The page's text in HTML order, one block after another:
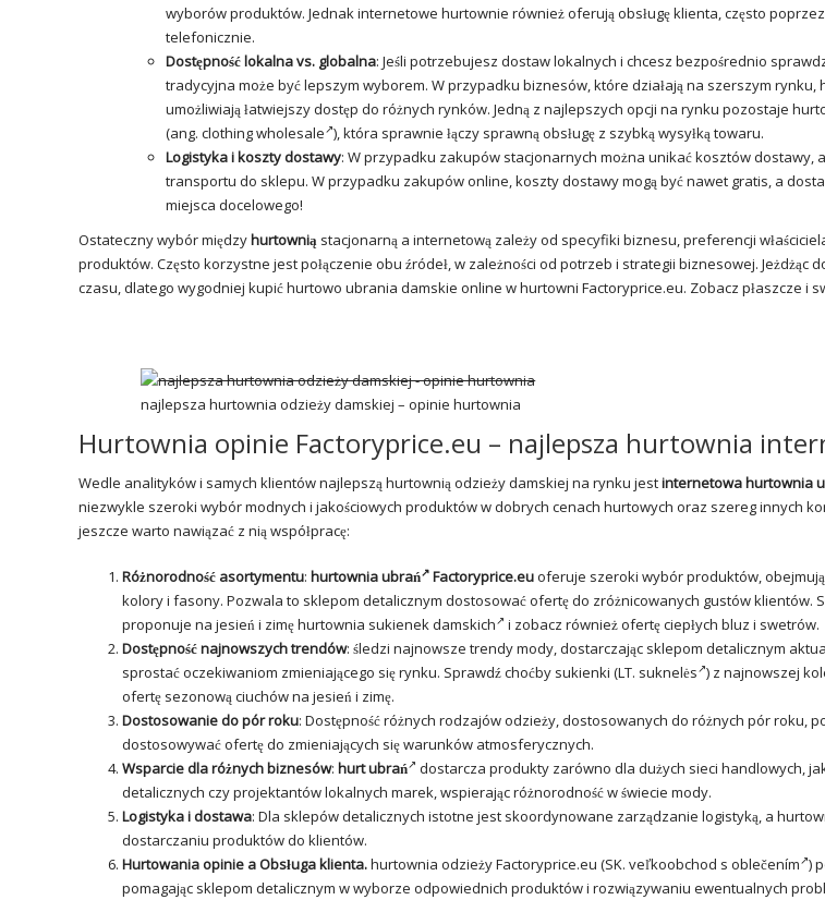
wyborów produktów. Jednak internetowe hurtownie również oferują obsługę klienta, często
telefonicznie.
Dostępność lokalna vs. globalna: Jeśli potrzebujesz dostaw lokalnych i chcesz bezpośrednio
tradycyjna może być lepszym wyborem. W przypadku biznesów, które działają na szerszym
umożliwiają łatwiejszy dostęp do różnych rynków. Jedną z najlepszych opcji na rynku pozostaje
(ang. clothing wholesale ), która sprawnie łączy sprawną obsługę z szybką wysyłką towaru.
Logistyka i koszty dostawy: W przypadku zakupów stacjonarnych można unikać kosztów dostawy,
transportu do sklepu. W przypadku zakupów online, koszty dostawy mogą być nawet gratis, a
miejsca docelowego!
Ostateczny wybór międzyhurtownią stacjonarną a internetową zależy od specyfiki biznesu, preferencji
produktów. Często korzystne jest połączenie obu źródeł, w zależności od potrzeb i strategii biznesowej. Jeżdżąc
czasu, dlatego wygodniej kupić hurtowo ubrania damskie online w hurtowni Factoryprice.eu. Zobacz płaszcze i
najlepsza hurtownia odzieży damskiej – opinie hurtownia
Hurtownia opinie Factoryprice.eu – najlepsza hurtownia
Wedle analityków i samych klientów najlepszą hurtownią odzieży damskiej na rynku jestinternetowa hurtownia
niezwykle szeroki wybór modnych i jakościowych produktów w dobrych cenach hurtowych oraz szereg innych
jeszcze warto nawiązać z nią współpracę:
Różnorodność asortymentu: hurtowniaubrań Factoryprice.euoferuje szeroki wybór produktów,
kolory i fasony. Pozwala to sklepom detalicznym dostosować ofertę do zróżnicowanych gustów klientów.
proponuje na jesień i zimęhurtownia sukienek damskich
i zobacz również ofertę ciepłych bluz i swetrów.
Dostępność najnowszych trendów: śledzi najnowsze trendy mody, dostarczając sklepom detalicznym
sprostać oczekiwaniom zmieniającego się rynku. Sprawdź choćby sukienki (LT. suknelės ) z najnowszej
ofertę sezonową ciuchów na jesień i zimę.
Dostosowanie do pór roku: Dostępność różnych rodzajów odzieży, dostosowanych do różnych pór roku,
dostosowywać ofertę do zmieniających się warunków atmosferycznych.
Wsparcie dla różnych biznesów: hurt ubrań
dostarcza produkty zarówno dla dużych sieci handlowych,
detalicznych czy projektantów lokalnych marek, wspierając różnorodność w świecie mody.
Logistyka i dostawa: Dla sklepów detalicznych istotne jest skoordynowane zarządzanie logistyką, a
dostarczaniu produktów do klientów.
Hurtowania opinie a Obsługa klienta.hurtownia odzieży Factoryprice.eu (SK. veľkoobchod s oblečením )
pomagając sklepom detalicznym w wyborze odpowiednich produktów i rozwiązywaniu ewentualnych